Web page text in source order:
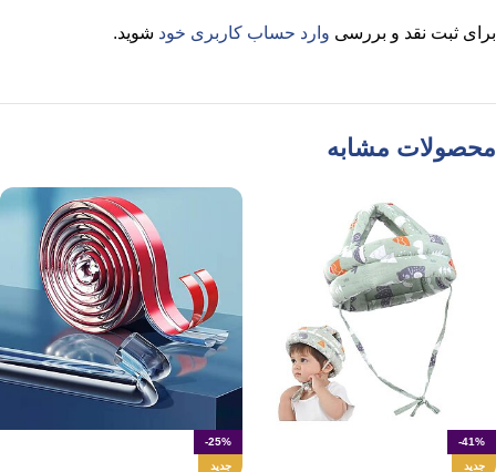
برای ثبت نقد و بررسی وارد حساب کاربری خود شوید.
محصولات مشابه
-41%
جدید
-25%
جدید